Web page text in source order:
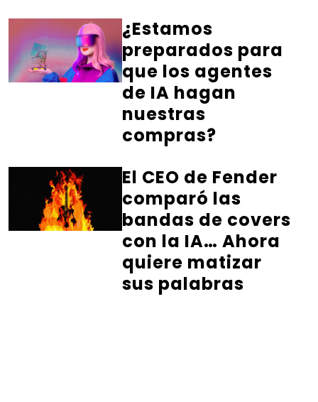
¿Estamos
preparados para
que los agentes
de IA hagan
nuestras
compras?
El CEO de Fender
comparó las
bandas de covers
con la IA… Ahora
quiere matizar
sus palabras